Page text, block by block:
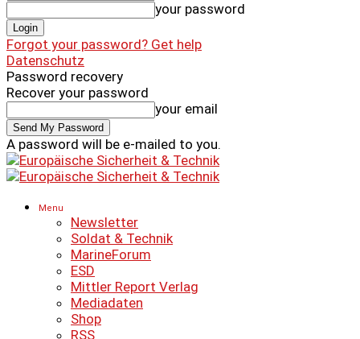
your password
Forgot your password? Get help
Datenschutz
Password recovery
Recover your password
your email
A password will be e-mailed to you.
Menu
Newsletter
Soldat & Technik
MarineForum
ESD
Mittler Report Verlag
Mediadaten
Shop
RSS